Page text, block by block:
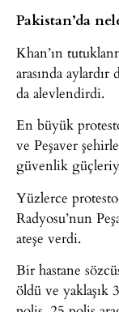
Pakistan’da
Khan’ın
arasında
da alevlendirdi.
En büyük
ve Peşaver
güvenlik
Yüzlerce
Radyosu’nun
ateşe verdi.
Bir hastane
öldü ve yaklaşık